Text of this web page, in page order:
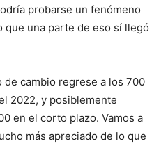
probarse un fenómeno
que una parte de eso sí llegó
cambio regrese a los 700
2022, y posiblemente
en el corto plazo. Vamos a
más apreciado de lo que